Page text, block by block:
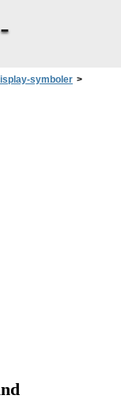
symboler >